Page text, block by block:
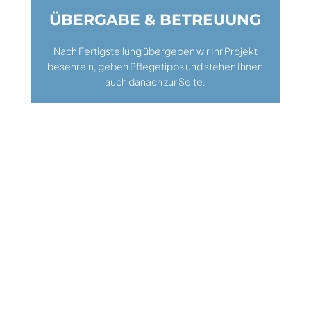
ÜBERGABE & BETREUUNG
Nach Fertigstellung übergeben wir Ihr Projekt
besenrein, geben Pflegetipps und stehen Ihnen
auch danach zur Seite.